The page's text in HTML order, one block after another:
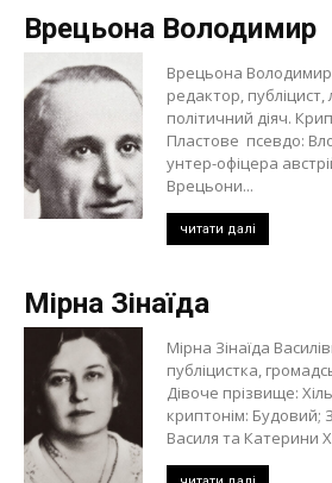
Врецьона Володимир
Врецьона
редактор, публіцист,
політичний діяч.
Пластове псевдо:
унтер-офіцера
Врецьони...
читати далі
Мірна Зінаїда
Мірна Зінаїда
публіцистка,
Дівоче прізвище:
криптонім: Будовий;
Василя та Катерини